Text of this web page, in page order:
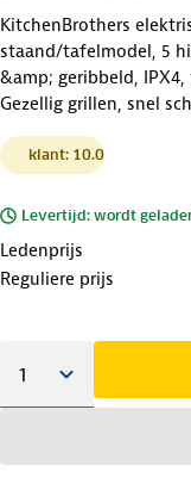
KitchenBrothers
staand/tafelmodel, 5
&amp; geribbeld,
Gezellig grillen, snel
klant: 10.0
Levertijd: wordt
Ledenprijs
Reguliere prijs